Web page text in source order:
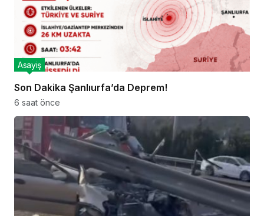
Son Dakika Şanlıurfa’da Deprem!
Asayiş
6 saat önce